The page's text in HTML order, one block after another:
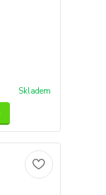
Skladem